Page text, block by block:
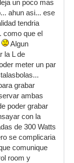
un poco mas
ahun asi... ese
tendria
como que el
Algun
la L de
meter un par
grabar
ambas
poder grabar
con la
de 300 Watts
se complicaria
comunique
room y